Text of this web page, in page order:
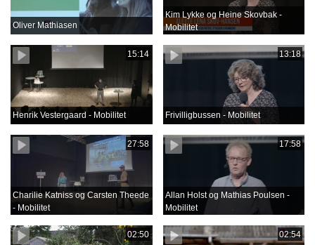
Oliver Mathiasen
Kim Lykke og Heine Skovbak -
Mobilitet
15:14
Henrik Vestergaard - Mobilitet
13:18
Frivilligbussen - Mobilitet
27:58
Charilie Katniss og Carsten Theede
- Mobilitet
17:58
Allan Holst og Mathias Poulsen -
Mobilitet
02:50 02:54